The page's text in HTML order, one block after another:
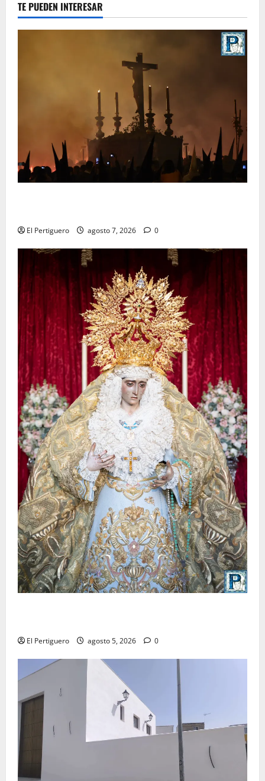
TE PUEDEN INTERESAR
El Pertiguero agosto 7, 2026 0
El Pertiguero agosto 5, 2026 0